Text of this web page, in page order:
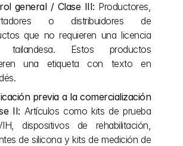
general / Clase III: Productores,
o distribuidores de
que no requieren una licencia
tailandesa. Estos productos
una etiqueta con texto en
previa a la comercialización
II: Artículos como kits de prueba
dispositivos de rehabilitación,
de silicona y kits de medición de